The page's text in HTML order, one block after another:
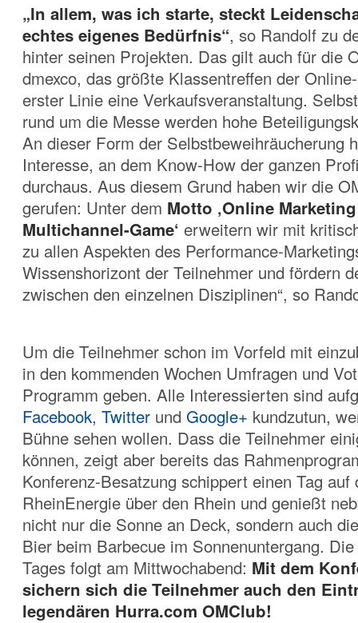
„In allem, was ich starte, steckt
echtes eigenes Bedürfnis“, so Randolf zu
hinter seinen Projekten. Das gilt auch für die
dmexco, das größte Klassentreffen der
erster Linie eine Verkaufsveranstaltung.
rund um die Messe werden hohe
An dieser Form der Selbstbeweihräucherung
Interesse, an dem Know-How der ganzen
durchaus. Aus diesem Grund haben wir die
gerufen: Unter dem Motto ‚Online
Multichannel-Game‘ erweitern wir mit
zu allen Aspekten des Performance-
Wissenshorizont der Teilnehmer und fördern
zwischen den einzelnen Disziplinen“, so
Um die Teilnehmer schon im Vorfeld mit
in den kommenden Wochen Umfragen und
Programm geben. Alle Interessierten sind
Facebook, Twitter und Google+ kundzutun,
Bühne sehen wollen. Dass die Teilnehmer
können, zeigt aber bereits das
Konferenz-Besatzung schippert einen Tag auf
RheinEnergie über den Rhein und genießt
nicht nur die Sonne an Deck, sondern auch
Bier beim Barbecue im Sonnenuntergang.
Tages folgt am Mittwochabend: Mit dem
sichern sich die Teilnehmer auch den
legendären Hurra.com OMClub!